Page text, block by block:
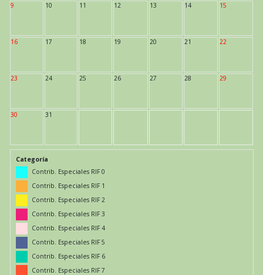
9 10 11 12 13 14 15
16 17 18 19 20 21 22
23 24 25 26 27 28 29
30 31
Categoría
Contrib. Especiales RIF 0
Contrib. Especiales RIF 1
Contrib. Especiales RIF 2
Contrib. Especiales RIF 3
Contrib. Especiales RIF 4
Contrib. Especiales RIF 5
Contrib. Especiales RIF 6
Contrib. Especiales RIF 7